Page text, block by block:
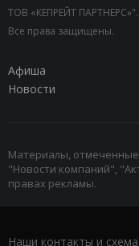
ТОВ «КЕПРЕЙТ ПАРТНЕРС»".
Все права защищены.
Афиша
Новости
Материалы,
"Новости компаний",
правах рекламы.
Наши контакты и